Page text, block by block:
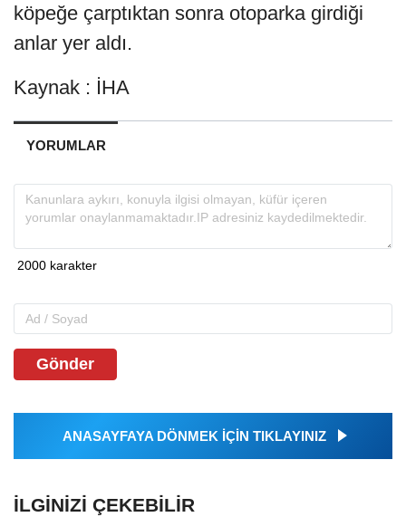
köpeğe çarptıktan sonra otoparka girdiği
anlar yer aldı.
Kaynak : İHA
YORUMLAR
Gönder
ANASAYFAYA DÖNMEK İÇİN TIKLAYINIZ
İLGINIZI ÇEKEBILIR